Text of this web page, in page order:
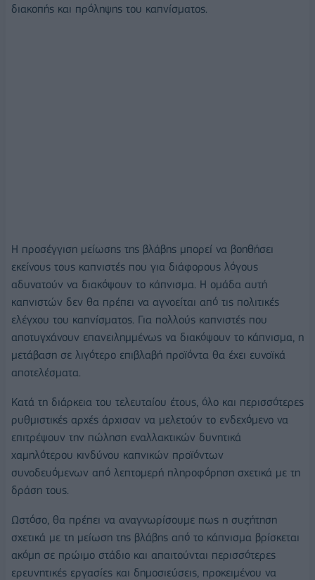
διακοπής και πρόληψης του καπνίσματος.
Η προσέγγιση μείωσης της βλάβης μπορεί να βοηθήσει
εκείνους τους καπνιστές που για διάφορους λόγους
αδυνατούν να διακόψουν το κάπνισμα. Η ομάδα αυτή
καπνιστών δεν θα πρέπει να αγνοείται από τις πολιτικές
ελέγχου του καπνίσματος. Για πολλούς καπνιστές που
αποτυγχάνουν επανειλημμένως να διακόψουν το κάπνισμα, η
μετάβαση σε λιγότερο επιβλαβή προϊόντα θα έχει ευνοϊκά
αποτελέσματα.
Κατά τη διάρκεια του τελευταίου έτους, όλο και περισσότερες
ρυθμιστικές αρχές άρχισαν να μελετούν το ενδεχόμενο να
επιτρέψουν την πώληση εναλλακτικών δυνητικά
χαμηλότερου κινδύνου καπνικών προϊόντων
συνοδευόμενων από λεπτομερή πληροφόρηση σχετικά με τη
δράση τους.
Ωστόσο, θα πρέπει να αναγνωρίσουμε πως η συζήτηση
σχετικά με τη μείωση της βλάβης από το κάπνισμα βρίσκεται
ακόμη σε πρώιμο στάδιο και απαιτούνται περισσότερες
ερευνητικές εργασίες και δημοσιεύσεις, προκειμένου να